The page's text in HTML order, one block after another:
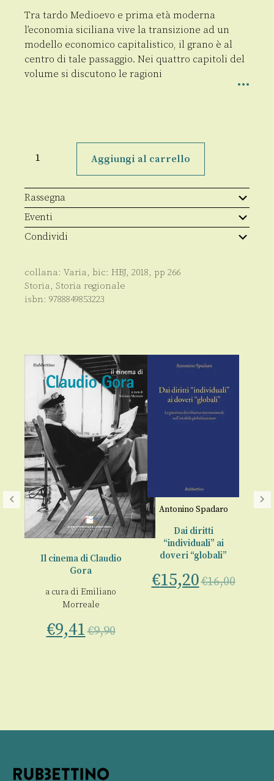
Tra tardo Medioevo e prima età moderna
l’economia siciliana vive la transizione ad un
modello economico capitalistico, il grano è al
centro di tale passaggio. Nei quattro capitoli del
volume si discutono le ragioni
Aggiungi al carrello
Rassegna
Eventi
Condividi
collana: Varia, bic: HBJ, 2018, pp 266
Storia, Storia regionale
isbn: 9788849853223
Il cinema di Claudio
Gora
a cura di Emiliano
Morreale
€9,41€9,90
Antonino Spadaro
Dai diritti
“individuali” ai
doveri “globali”
€15,20€16,00